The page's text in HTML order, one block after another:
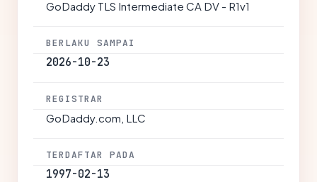
GoDaddy TLS Intermediate CA DV - R1v1
BERLAKU SAMPAI
2026-10-23
REGISTRAR
GoDaddy.com, LLC
TERDAFTAR PADA
1997-02-13